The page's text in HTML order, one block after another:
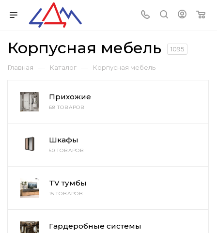
Корпусная мебель 1095
Главная — Каталог — Корпусная мебель
Прихожие
68 ТОВАРОВ
Шкафы
50 ТОВАРОВ
TV тумбы
15 ТОВАРОВ
Гардеробные системы